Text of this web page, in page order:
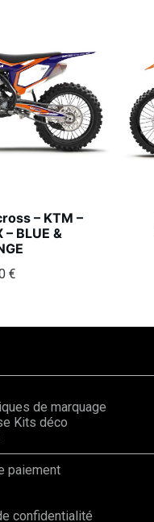
– KTM –
– BLUE &
€
de marquage
Kits déco
paiement
confidentialité